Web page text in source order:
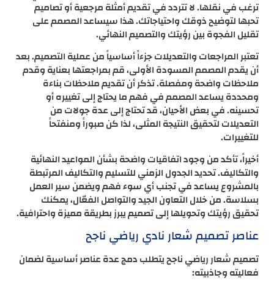
ترغب في نقلها. لا تتردد في تقديم أمثلة مرجعية أو تصاميم
تحبها لتوضيح ذوقك واحتياجاتك. هذا سيساعد المصمم على
تقليل الفجوة بين رؤيتك والتصميم النهائي.
تعتبر المراجعات والتعديلات جزءاً أساسياً من عملية التصميم. بعد
أن يقدم المصمم المسودة الأولى، قم بمراجعتها بعناية وقدم
ملاحظات واضحة ومفصلة. تذكر أن تقديم ملاحظات بناءة
ومحددة يساعد المصمم في فهم ما يحتاج إلى تغييره أو
تحسينه. في بعض الأحيان، قد تحتاج إلى عدة جولات من
التعديلات لتحقيق النتيجة المثلى، لذا كن صبوراً ومنفتحاً
للتغييرات.
أخيراً، تأكد من وجود اتفاقيات واضحة بشأن المواعيد النهائية
والتكاليف. تحديد الجدول الزمني للتسليم والتكاليف المرتبطة
بالمشروع يساعد في تجنب أي سوء فهم ويضمن سير العمل
بسلاسة. من خلال التعاون الجيد والتواصل الفعّال، يمكنك
تحقيق رؤيتك وتحويلها إلى تصميم يبرز بطريقة مميزة واحترافية.
عناصر تصميم شعار نادي رياضي ناجح
تصميم شعار رياضي ناجح يتطلب دمج عدة عناصر أساسية لضمان
فعاليته وجاذبيته: